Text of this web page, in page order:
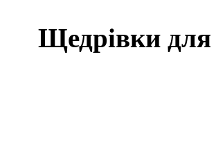
Щедрівки для